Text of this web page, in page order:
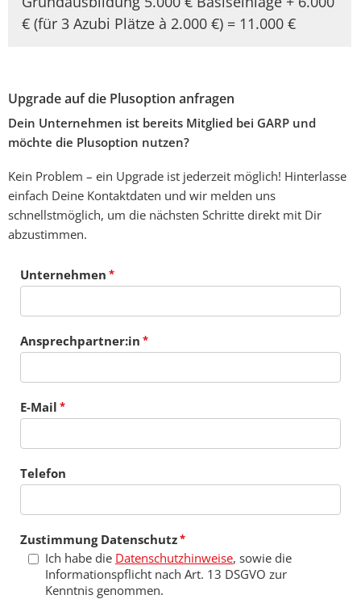
€ (für 3 Azubi Plätze à 2.000 €) = 11.000 €
Upgrade auf die Plusoption anfragen
Dein Unternehmen ist bereits Mitglied bei GARP und
möchte die Plusoption nutzen?
Kein Problem – ein Upgrade ist jederzeit möglich! Hinterlasse
einfach Deine Kontaktdaten und wir melden uns
schnellstmöglich, um die nächsten Schritte direkt mit Dir
abzustimmen.
Unternehmen
Ansprechpartner:in
E-Mail
Telefon
Zustimmung Datenschutz
Ich habe die Datenschutzhinweise, sowie die
Informationspflicht nach Art. 13 DSGVO zur
Kenntnis genommen.